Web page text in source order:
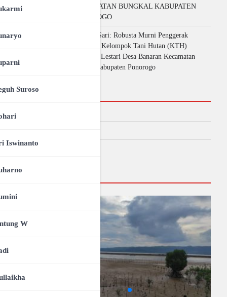
Suroso
Iswinanto
W
KECAMATAN BUNGKAL KABUPATEN
PONOROGO
Kopi GoSari: Robusta Murni Penggerak
Ekonomi Kelompok Tani Hutan (KTH)
Nggayuh Lestari Desa Banaran Kecamatan
Pulung Kabupaten Ponorogo